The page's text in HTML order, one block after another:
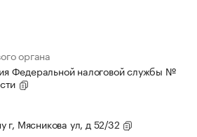
органа
Федеральной налоговой службы №
г, Мясникова ул, д 52/32